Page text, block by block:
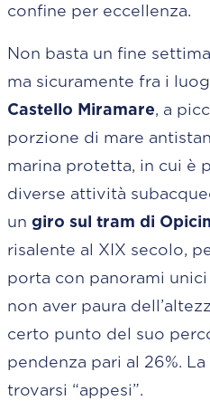
confine per eccellenza.
Non basta un fine
ma sicuramente fra i
Castello Miramare, a
porzione di mare
marina protetta, in cui è
diverse attività
un giro sul tram di
risalente al XIX secolo,
porta con panorami
non aver paura
certo punto del suo
pendenza pari al 26%.
trovarsi “appesi”.